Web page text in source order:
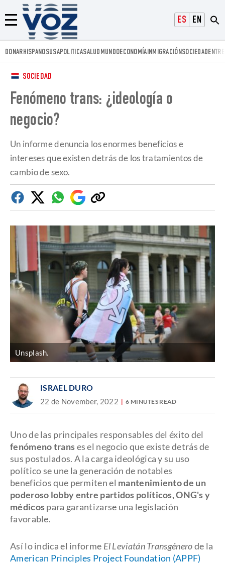
ESPAÑOLENGLISH
Menú
Voz.us
DONARHISPANOSUSAPOLITICASALUD MUNDOECONOMÍAINMIGRACIÓNSOCIEDAD
SOCIEDAD
Fenómeno trans: ¿ideología o
negocio?
Un informe denuncia los enormes beneficios e
intereses que existen detrás de los tratamientos de
cambio de sexo.
FacebookTwitterWhatsapp
Google
Discover
Copiar
enlace
Unsplash.
ISRAEL DURO
22 de November, 2022 6 MINUTES READ
Uno de las principales responsables del éxito del
fenómeno transes el negocio que existe detrás de
sus postulados. A la carga ideológica y su uso
político se une la generación de notables
beneficios que permiten el mantenimiento de un
poderoso lobby entre partidos políticos, ONG's y
médicospara garantizarse una legislación
favorable.
Así lo indica el informe El Leviatán Transgénerode la
American Principles Project Foundation (APPF)